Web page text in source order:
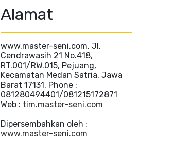
Alamat
www.master-seni.com, Jl.
Cendrawasih 21 No.418,
RT.001/RW.015, Pejuang,
Kecamatan Medan Satria, Jawa
Barat 17131, Phone :
081280494401/081215172871
Web : tim.master-seni.com
Dipersembahkan oleh :
www.master-seni.com